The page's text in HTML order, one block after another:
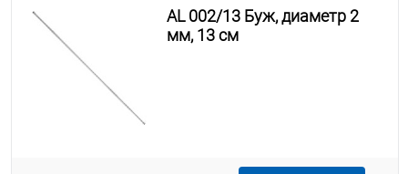
AL 002/13 Буж, диаметр 2
мм, 13 см